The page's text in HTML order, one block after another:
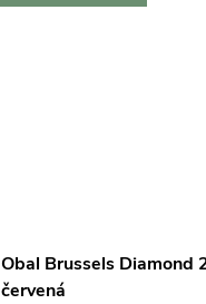
Obal Brussels Diamond
červená